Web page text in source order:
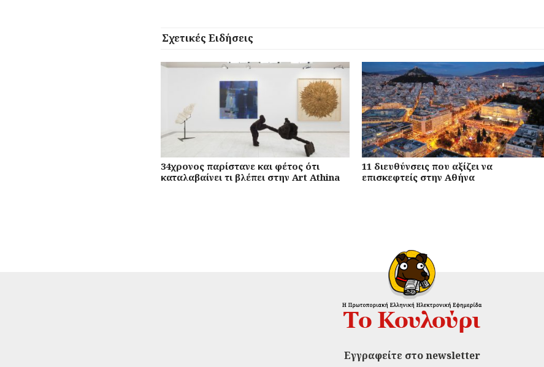
Σχετικές Ειδήσεις
34χρονος παρίστανε και φέτος ότι
καταλαβαίνει τι βλέπει στην Art Athina
11 διευθύνσεις που αξίζει να
επισκεφτείς στην Αθήνα
Εγγραφείτε στο newsletter